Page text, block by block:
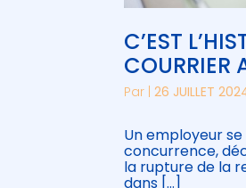
C’EST
COURRIER
Par |26 JUILLET
Un employeur
concurrence,
la rupture de la
dans […]